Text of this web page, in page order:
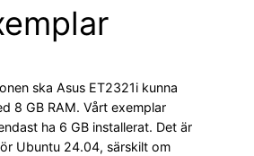
ska Asus ET2321i kunna
8 GB RAM. Vårt exemplar
ha 6 GB installerat. Det är
Ubuntu 24.04, särskilt om